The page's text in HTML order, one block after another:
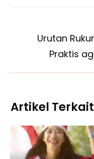
Urutan
Praktis
Artikel Terkait